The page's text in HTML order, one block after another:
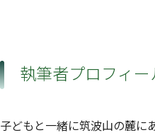
執筆者プロフィー
子どもと一緒に筑波山の麓に